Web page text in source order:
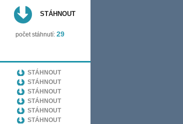
STÁHNOUT
počet stáhnutí: 29
STÁHNOUT
STÁHNOUT
STÁHNOUT
STÁHNOUT
STÁHNOUT
STÁHNOUT